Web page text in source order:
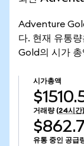
Adventure
다. 현재 유통
Gold의 시가 총
시가총액
거래량 (24시간)
유통 중인 공급